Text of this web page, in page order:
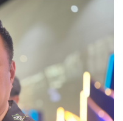
วาย
ามมั่นคง
ฐมนตรี
อธิปไตย
มพูชา